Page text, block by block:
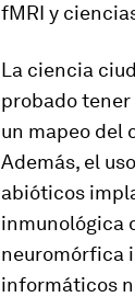
fMRI y
La ciencia
probado tener
un mapeo del
Además, el
abióticos
inmunológica
neuromórfica
informáticos